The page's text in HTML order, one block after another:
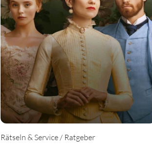
Rätseln & Service / Ratgeber